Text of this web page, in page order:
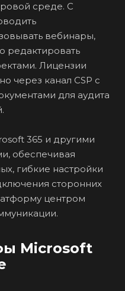
среде. С
вебинары,
редактировать
Лицензии
через канал CSP с
для аудита
365 и другими
обеспечивая
гибкие настройки
сторонних
центром
Microsoft